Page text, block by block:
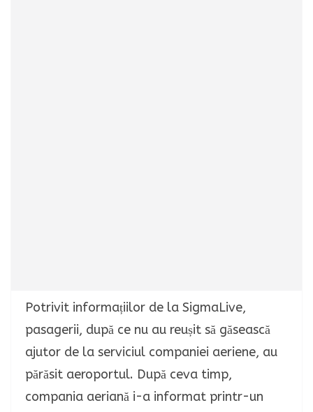
Potrivit informațiilor de la SigmaLive,
pasagerii, după ce nu au reușit să găsească
ajutor de la serviciul companiei aeriene, au
părăsit aeroportul. După ceva timp,
compania aeriană i-a informat printr-un